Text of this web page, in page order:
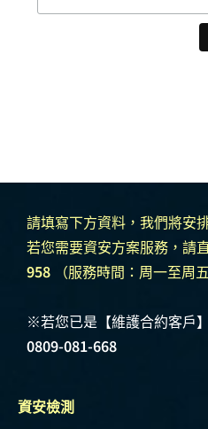
請填寫下方資料，我們將安
若您需要資安方案服務，請
958 （服務時間：周一至周
※若您已是【維護合約客戶
0809-081-668
資安檢測